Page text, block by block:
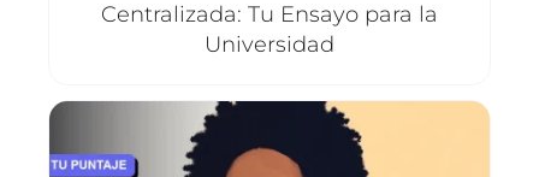
Centralizada: Tu Ensayo para la
Universidad